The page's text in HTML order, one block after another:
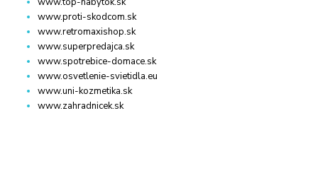
www.proti-skodcom.sk
www.retromaxishop.sk
www.superpredajca.sk
www.spotrebice-domace.sk
www.osvetlenie-svietidla.eu
www.uni-kozmetika.sk
www.zahradnicek.sk